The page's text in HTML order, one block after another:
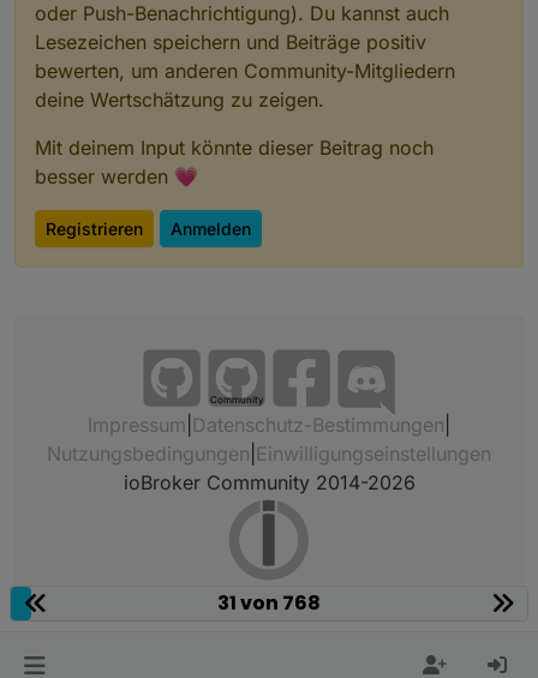
oder Push-Benachrichtigung). Du kannst auch
Lesezeichen speichern und Beiträge positiv
bewerten, um anderen Community-Mitgliedern
deine Wertschätzung zu zeigen.
Mit deinem Input könnte dieser Beitrag noch
besser werden 💗
Registrieren Anmelden
Community
Impressum Datenschutz-Bestimmungen
Nutzungsbedingungen Einwilligungseinstellungen
ioBroker Community 2014-2026
31 von 768